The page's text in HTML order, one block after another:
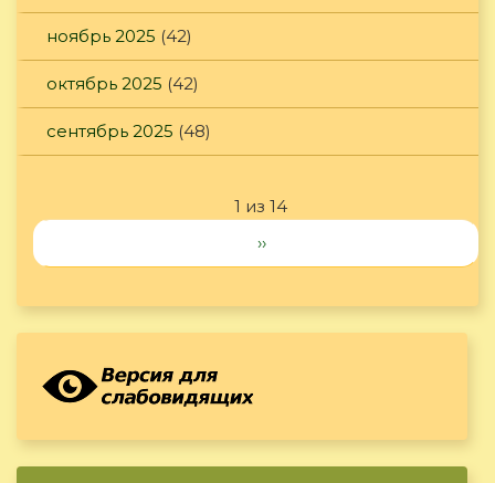
ноябрь 2025 (42)
октябрь 2025 (42)
сентябрь 2025 (48)
1 из 14
››